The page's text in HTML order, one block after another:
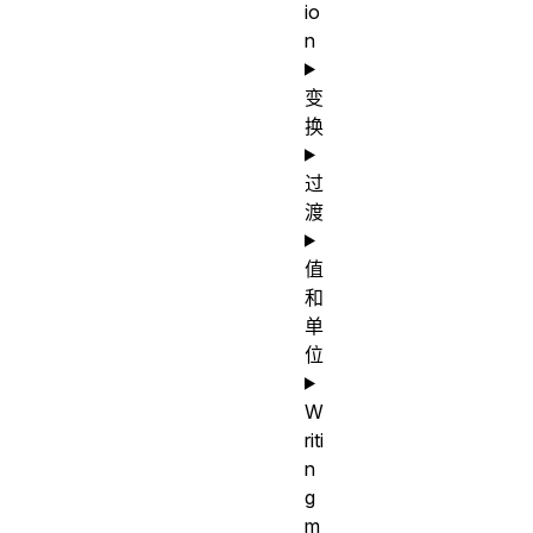
io
n
变
换
过
渡
值
和
单
位
W
riti
n
g
m